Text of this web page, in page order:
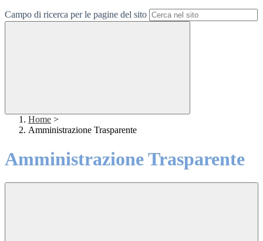
Campo di ricerca per le pagine del sito
Home >
Amministrazione Trasparente
Amministrazione Trasparente